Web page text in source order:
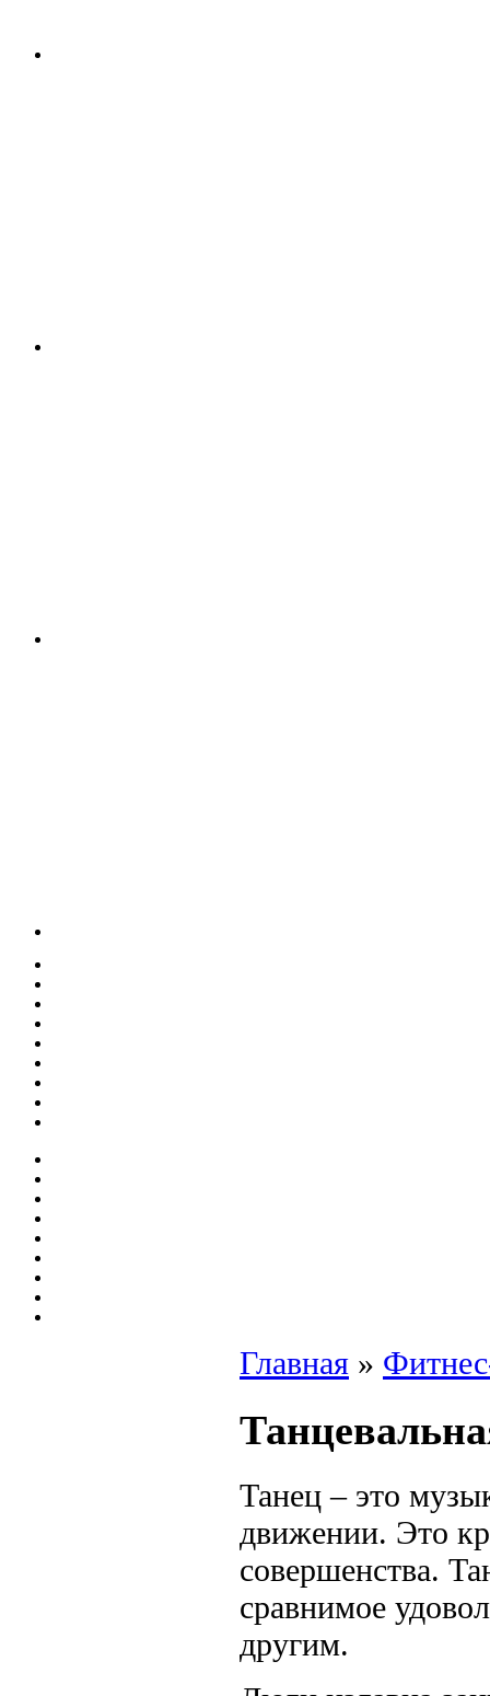
Главная »
Танец – это
движении. Это
совершенства.
сравнимое
другим.